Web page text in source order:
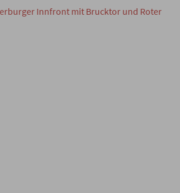
Innfront mit Brucktor und Roter